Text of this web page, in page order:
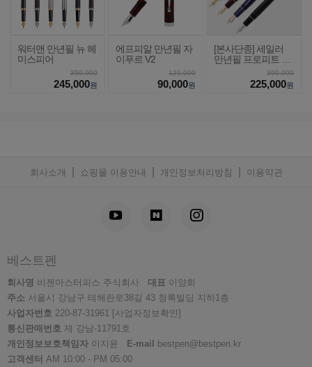
워터맨 만년필 뉴 헤
미스피어
350,000
245,000원
에프피알 만년필 자
이푸르 V2
120,000
90,000원
[본사단종] 세일러
만년필 프로피트 라
300,000
225,000원
회사소개 쇼핑몰 이용안내 개인정보처리방침 이용약관
베스트펜
회사명 비젠마스터피스 주식회사 대표 이양희
주소 서울시 강남구 테헤란로38길 43 청록빌딩 지하1층
사업자번호 220-87-31961
[사업자정보확인]
통신판매번호 제 강남-11791호
개인정보보호책임자 이지윤 E-mail
bestpen@bestpen.kr
고객센터 AM 10:00 - PM 05:00